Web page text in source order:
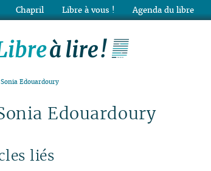
Sonia Edouardoury
Edouardoury
liés
Chapril Libre à vous ! Agenda du libre